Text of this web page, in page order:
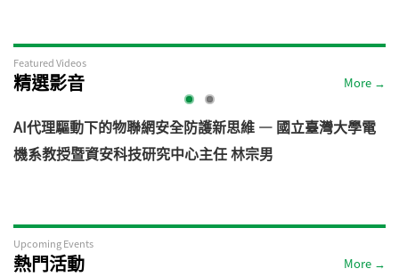
Featured Videos
精選影音 More →
AI代理驅動下的物聯網安全防護新思維 — 國立臺灣大學電
機系教授暨資安科技研究中心主任 林宗男
Upcoming Events
熱門活動 More →